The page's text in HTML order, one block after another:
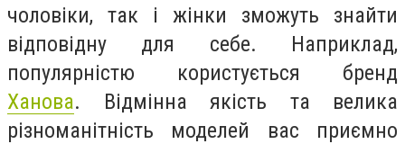
чоловіки, так і жінки зможуть знайти
відповідну для себе. Наприклад,
популярністю користується бренд
Ханова. Відмінна якість та велика
різноманітність моделей вас приємно